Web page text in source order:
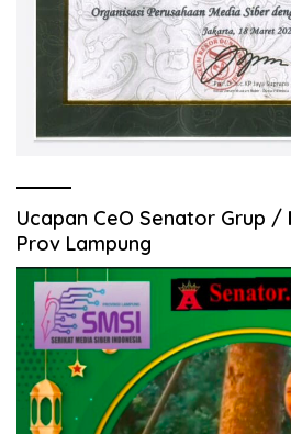
Ucapan CeO Senator Grup /
Prov Lampung